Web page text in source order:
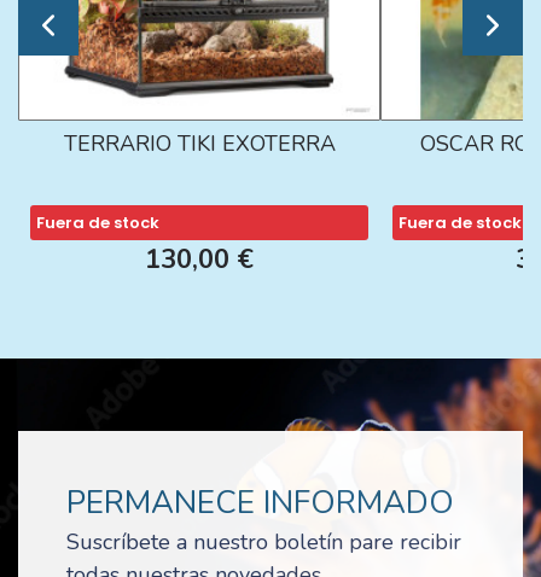
TERRARIO TIKI EXOTERRA
Fuera de stock
130,00 €
OSCAR
Fuera de stock
PERMANECE INFORMADO
Suscríbete a nuestro boletín pare recibir